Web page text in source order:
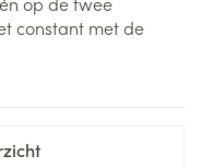
constant met de